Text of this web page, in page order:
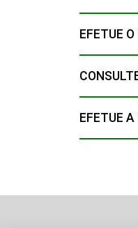
EFETUE
EFETUE